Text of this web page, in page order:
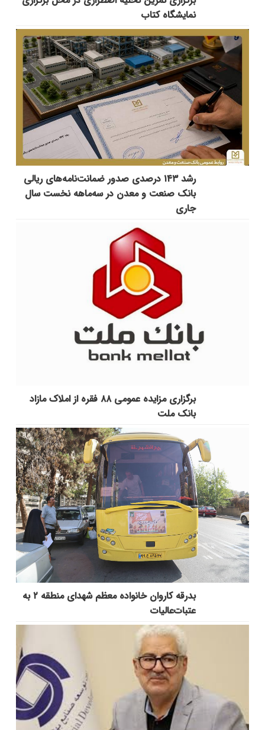
نمایشگاه کتاب
رشد ۱۴۳ درصدی صدور ضمانت‌نامه‌های ریالی
بانک صنعت و معدن در سه‌ماهه نخست سال
جاری
برگزاری مزایده عمومی ۸۸ فقره از املاک مازاد
بانک ملت
بدرقه کاروان خانواده معظم شهدای منطقه ۲ به
عتبات‌عالیات